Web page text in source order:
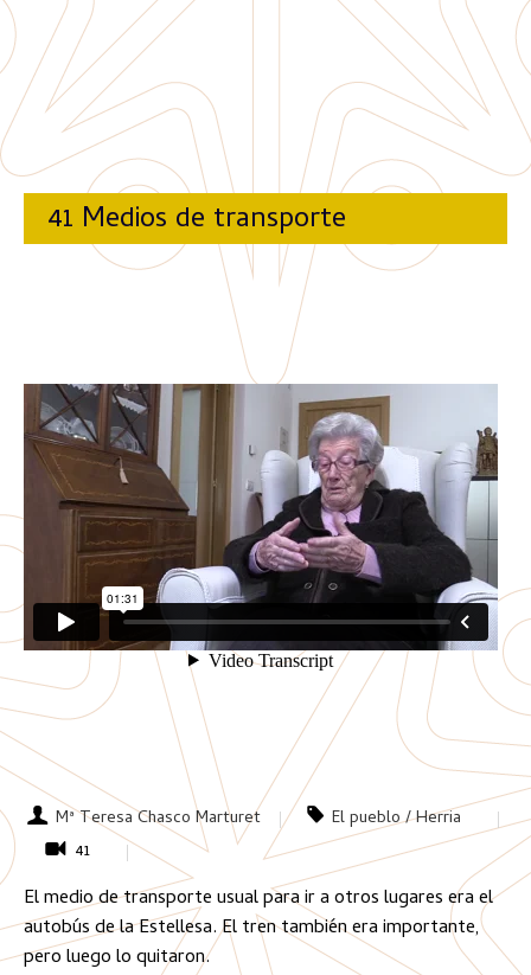
41 Medios de transporte
Mª Teresa Chasco Marturet
El pueblo / Herria
41
El medio de transporte usual para ir a otros lugares era el
autobús de la Estellesa. El tren también era importante,
pero luego lo quitaron.